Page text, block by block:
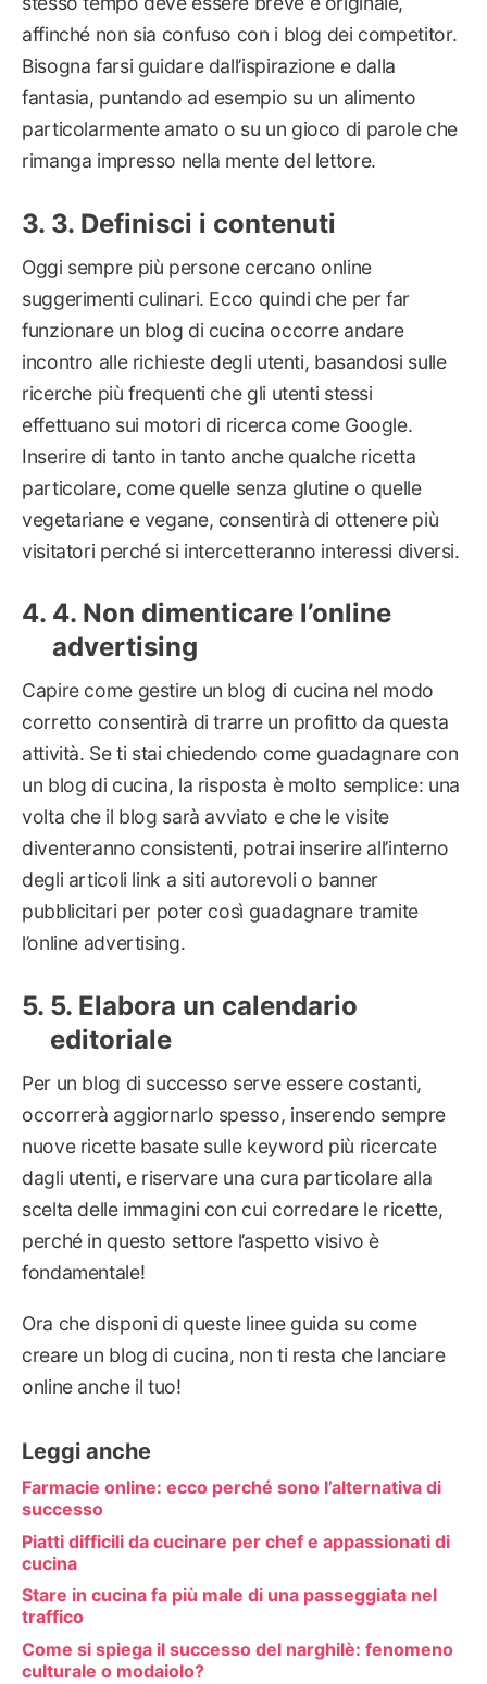
affinché non sia confuso con i blog dei competitor.
Bisogna farsi guidare dall’ispirazione e dalla
fantasia, puntando ad esempio su un alimento
particolarmente amato o su un gioco di parole che
rimanga impresso nella mente del lettore.
3. Definisci i contenuti
Oggi sempre più persone cercano online
suggerimenti culinari. Ecco quindi che per far
funzionare un blog di cucina occorre andare
incontro alle richieste degli utenti, basandosi sulle
ricerche più frequenti che gli utenti stessi
effettuano sui motori di ricerca come Google.
Inserire di tanto in tanto anche qualche ricetta
particolare, come quelle senza glutine o quelle
vegetariane e vegane, consentirà di ottenere più
visitatori perché si intercetteranno interessi diversi.
4. Non dimenticare l’online
advertising
Capire come gestire un blog di cucina nel modo
corretto consentirà di trarre un profitto da questa
attività. Se ti stai chiedendo come guadagnare con
un blog di cucina, la risposta è molto semplice: una
volta che il blog sarà avviato e che le visite
diventeranno consistenti, potrai inserire all’interno
degli articoli link a siti autorevoli o banner
pubblicitari per poter così guadagnare tramite
l’online advertising.
5. Elabora un calendario
editoriale
Per un blog di successo serve essere costanti,
occorrerà aggiornarlo spesso, inserendo sempre
nuove ricette basate sulle keyword più ricercate
dagli utenti, e riservare una cura particolare alla
scelta delle immagini con cui corredare le ricette,
perché in questo settore l’aspetto visivo è
fondamentale!
Ora che disponi di queste linee guida su come
creare un blog di cucina, non ti resta che lanciare
online anche il tuo!
Leggi anche
Farmacie online: ecco perché sono l’alternativa di
successo
Piatti difficili da cucinare per chef e appassionati di
cucina
Stare in cucina fa più male di una passeggiata nel
traffico
Come si spiega il successo del narghilè: fenomeno
culturale o modaiolo?